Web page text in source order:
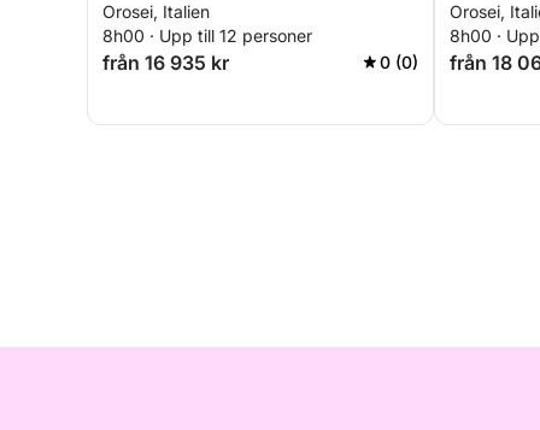
Orosei, Italien
8h00 · Upp till 12 personer
från 16 935 kr 0 (0)
vackraste
Orosei,
8h00 ·
från 18